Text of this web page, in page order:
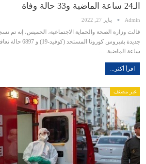
الـ24 ساعة الماضية و33 حالة وفاة
Admin يناير 27, 2022
ساعة الماضية. …
اقرأ أكثر...
غير مصنف